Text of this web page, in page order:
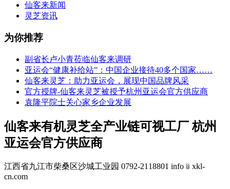
仙客来新闻
灵芝资讯
为你推荐
副省长卢小青莅临仙客来调研
亚运会“健康补给站”：中国企业接待40多个国家……
仙客来灵芝：助力亚运会，展现中国品牌风采
官方授牌-仙客来灵芝被授予杭州亚运会官方供应商
袁隆平院士关心家乡企业发展
仙客来有机灵芝全产业链可视工厂 杭州
亚运会官方供应商
江西省九江市柴桑区沙城工业园 0792-2118801 info﹫xkl-
cn.com